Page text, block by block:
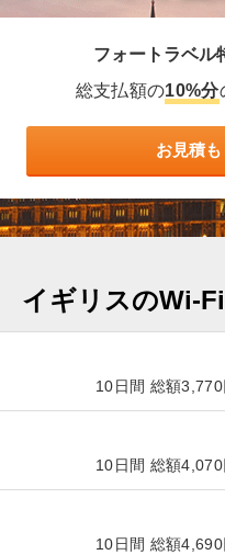
フォートラベル
総支払額の10%分
お見積
イギリスのWi-
10日間 総額3,770
10日間 総額4,070
10日間 総額4,690